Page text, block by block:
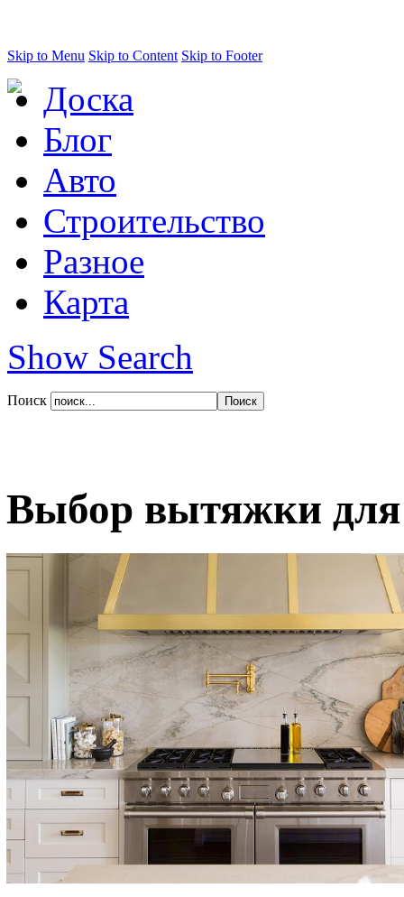
Skip to Menu Skip to Content Skip to Footer
Доска
Блог
Авто
Строительство
Разное
Карта
Show Search
Поиск
Выбор вытяжки